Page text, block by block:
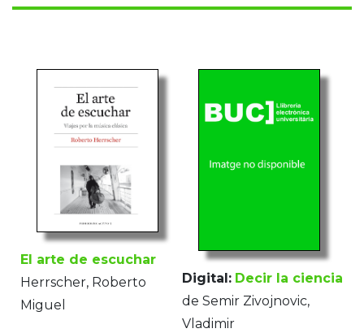
El arte de escuchar
Herrscher, Roberto
Miguel
Digital: Decir la ciencia
de Semir Zivojnovic,
Vladimir